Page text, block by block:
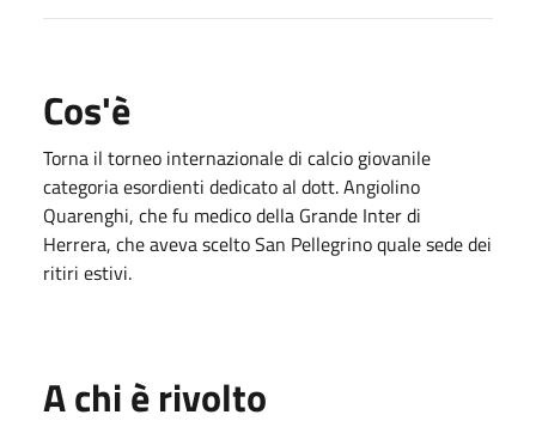
Cos'è
Torna il torneo internazionale di calcio giovanile
categoria esordienti dedicato al dott. Angiolino
Quarenghi, che fu medico della Grande Inter di
Herrera, che aveva scelto San Pellegrino quale sede dei
ritiri estivi.
A chi è rivolto